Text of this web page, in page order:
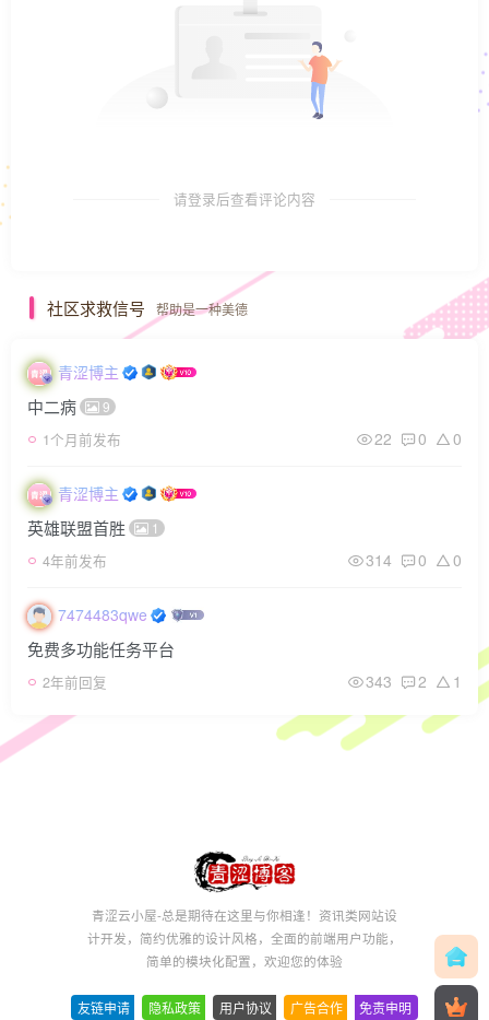
请登录后查看评论内容
社区求救信号 帮助是一种美德
青涩博主
中二病 9
1个月前发布 22 0 0
青涩博主
英雄联盟首胜 1
4年前发布 314 0 0
7474483qwe
免费多功能任务平台
2年前回复 343 2 1
青涩云小屋-总是期待在这里与你相逢！资讯类网站设
计开发，简约优雅的设计风格，全面的前端用户功能，
简单的模块化配置，欢迎您的体验
友链申请 隐私政策 用户协议 广告合作 免责申明